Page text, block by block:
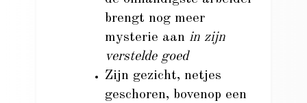
brengt nog meer
mysterie aan in zijn
verstelde goed
Zijn gezicht, netjes
geschoren, bovenop een